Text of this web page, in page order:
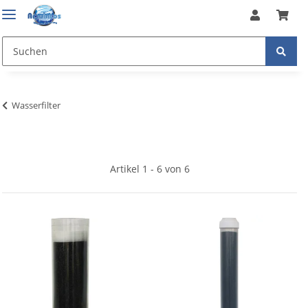
Wasserfilter
Artikel 1 - 6 von 6